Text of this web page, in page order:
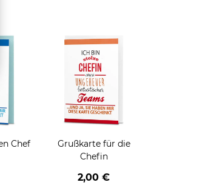
Chef
Grußkarte für die
Chefin
2,00 €